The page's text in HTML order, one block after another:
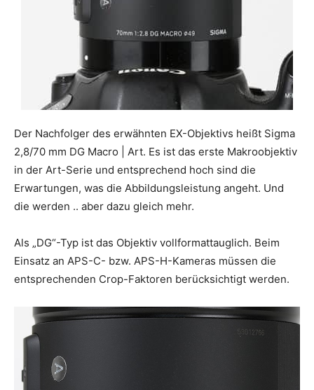
Der Nachfolger des erwähnten EX-Objektivs heißt Sigma
2,8/70 mm DG Macro | Art. Es ist das erste Makroobjektiv
in der Art-Serie und entsprechend hoch sind die
Erwartungen, was die Abbildungsleistung angeht. Und
die werden .. aber dazu gleich mehr.
Als „DG“-Typ ist das Objektiv vollformattauglich. Beim
Einsatz an APS-C- bzw. APS-H-Kameras müssen die
entsprechenden Crop-Faktoren berücksichtigt werden.